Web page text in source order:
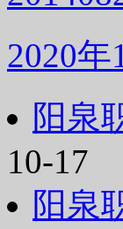
2020年
阳泉
10-17
阳泉